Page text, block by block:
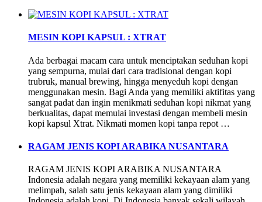
MESIN KOPI KAPSUL : XTRAT
Ada berbagai macam cara untuk menciptakan seduhan kopi
yang sempurna, mulai dari cara tradisional dengan kopi
trubruk, manual brewing, hingga menyeduh kopi dengan
menggunakan mesin. Bagi Anda yang memiliki aktifitas yang
sangat padat dan ingin menikmati seduhan kopi nikmat yang
berkualitas, dapat memulai investasi dengan membeli mesin
kopi kapsul Xtrat. Nikmati momen kopi tanpa repot …
RAGAM JENIS KOPI ARABIKA NUSANTARA
RAGAM JENIS KOPI ARABIKA NUSANTARA
Indonesia adalah negara yang memiliki kekayaan alam yang
melimpah, salah satu jenis kekayaan alam yang dimiliki